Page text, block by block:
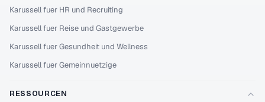
Karussell fuer HR und Recruiting
Karussell fuer Reise und Gastgewerbe
Karussell fuer Gesundheit und Wellness
Karussell fuer Gemeinnuetzige
RESSOURCEN